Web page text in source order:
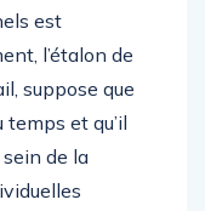
est
l’étalon de
suppose que
temps et qu’il
de la